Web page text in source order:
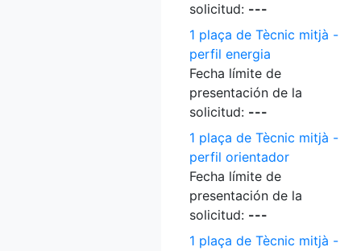
solicitud: ---
1 plaça de Tècnic mitjà -
perfil energia
Fecha límite de
presentación de la
solicitud: ---
1 plaça de Tècnic mitjà -
perfil orientador
Fecha límite de
presentación de la
solicitud: ---
1 plaça de Tècnic mitjà -